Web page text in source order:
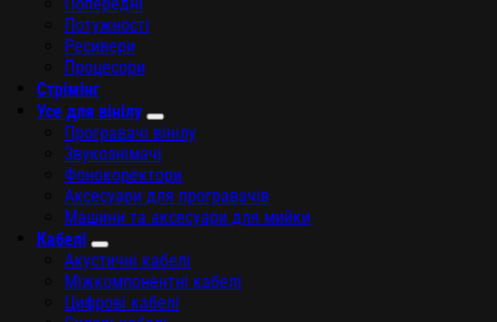
Потужності
Ресивери
Процесори
Стрімінг
Усе для вінілу
Програвачі вінілу
Звукознімачі
Фонокоректори
Аксесуари для програвачів
Машини та аксесуари для мийки
Кабелі
Акустичні кабелі
Міжкомпонентні кабелі
Цифрові кабелі